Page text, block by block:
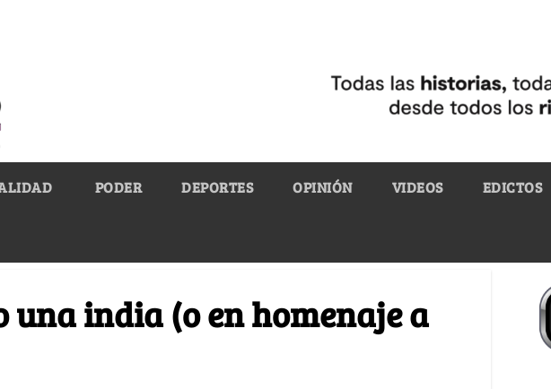
PODER DEPORTES OPINIÓN VIDEOS EDICTOS
una india (o en homenaje a